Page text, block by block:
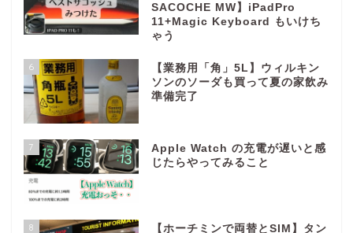
SACOCHE MW】iPadPro
11+Magic Keyboard もいけち
ゃう
6
【業務用「角」5L】ウィルキン
ソンのソーダも買って夏の家飲み
準備完了
7
Apple Watch の充電が遅いと感
じたらやってみること
8
【ホーチミンで両替とSIM】タン